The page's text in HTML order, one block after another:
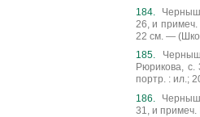
26, и
22 см. —
Рюрикова,
портр. : ил.;
31, и примеч.